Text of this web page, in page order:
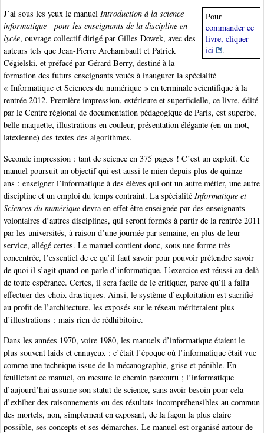
Pour
commander ce
livre, cliquer
ici
.
J’ai sous les yeux le manuel Introduction à la science
informatique - pour les enseignants de la discipline en
lycée, ouvrage collectif dirigé par Gilles Dowek, avec des
auteurs tels que Jean-Pierre Archambault et Patrick
Cégielski, et préfacé par Gérard Berry, destiné à la
formation des futurs enseignants voués à inaugurer la spécialité
« Informatique et Sciences du numérique » en terminale scientifique à la
rentrée 2012. Première impression, extérieure et superficielle, ce livre, édité
par le Centre régional de documentation pédagogique de Paris, est superbe,
belle maquette, illustrations en couleur, présentation élégante (en un mot,
latexienne) des textes des algorithmes.
Seconde impression : tant de science en 375 pages ! C’est un exploit. Ce
manuel poursuit un objectif qui est aussi le mien depuis plus de quinze
ans : enseigner l’informatique à des élèves qui ont un autre métier, une autre
discipline et un emploi du temps contraint. La spécialité Informatique et
Sciences du numérique devra en effet être enseignée par des enseignants
volontaires d’autres disciplines, qui seront formés à partir de la rentrée 2011
par les universités, à raison d’une journée par semaine, en plus de leur
service, allégé certes. Le manuel contient donc, sous une forme très
concentrée, l’essentiel de ce qu’il faut savoir pour pouvoir prétendre savoir
de quoi il s’agit quand on parle d’informatique. L’exercice est réussi au-delà
de toute espérance. Certes, il sera facile de le critiquer, parce qu’il a fallu
effectuer des choix drastiques. Ainsi, le système d’exploitation est sacrifié
au profit de l’architecture, les exposés sur le réseau mériteraient plus
d’illustrations : mais rien de rédhibitoire.
Dans les années 1970, voire 1980, les manuels d’informatique étaient le
plus souvent laids et ennuyeux : c’était l’époque où l’informatique était vue
comme une technique issue de la mécanographie, grise et pénible. En
feuilletant ce manuel, on mesure le chemin parcouru ; l’informatique
d’aujourd’hui assume son statut de science, sans avoir besoin pour cela
d’exhiber des raisonnements ou des résultats incompréhensibles au commun
des mortels, non, simplement en exposant, de la façon la plus claire
possible, ses concepts et ses démarches. Le manuel est organisé autour de